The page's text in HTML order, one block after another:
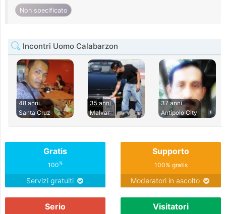
Non specificato
Incontri Uomo Calabarzon
48 anni
Santa Cruz
35 anni
Malvar
37 anni
Antipolo City
Gratis
100%
Servizi gratuiti
Supporto
100% gratis
Moderatori in ascolto
Serio Visitatori